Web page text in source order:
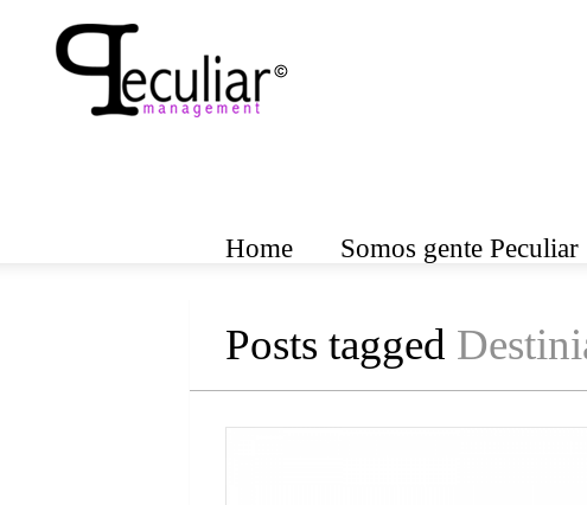
Home Somos gente Peculiar
Posts tagged